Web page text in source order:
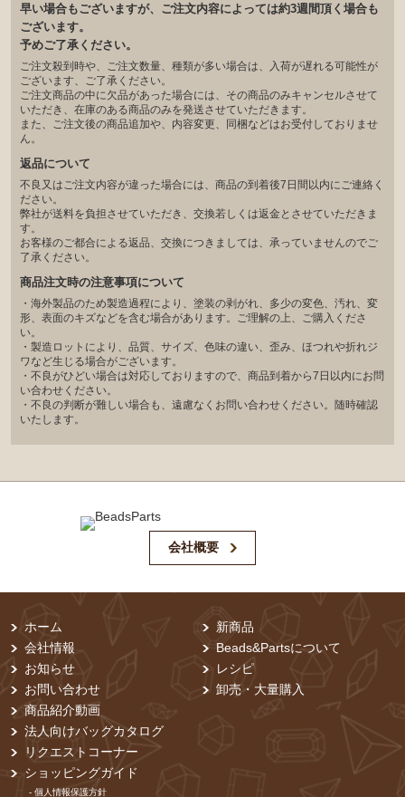
早い場合もございますが、ご注文内容によっては約3週間頂く場合も
ございます。
予めご了承ください。
ご注文殺到時や、ご注文数量、種類が多い場合は、入荷が遅れる可能性が
ございます、ご了承ください。
ご注文商品の中に欠品があった場合には、その商品のみキャンセルさせて
いただき、在庫のある商品のみを発送させていただきます。
また、ご注文後の商品追加や、内容変更、同梱などはお受付しておりませ
ん。
返品について
不良又はご注文内容が違った場合には、商品の到着後7日間以内にご連絡く
ださい。
弊社が送料を負担させていただき、交換若しくは返金とさせていただきま
す。
お客様のご都合による返品、交換につきましては、承っていませんのでご
了承ください。
商品注文時の注意事項について
・海外製品のため製造過程により、塗装の剥がれ、多少の変色、汚れ、変
形、表面のキズなどを含む場合があります。ご理解の上、ご購入くださ
い。
・製造ロットにより、品質、サイズ、色味の違い、歪み、ほつれや折れジ
ワなど生じる場合がございます。
・不良がひどい場合は対応しておりますので、商品到着から7日以内にお問
い合わせください。
・不良の判断が難しい場合も、遠慮なくお問い合わせください。随時確認
いたします。
会社概要
ホーム
会社情報
お知らせ
お問い合わせ
商品紹介動画
法人向けバッグカタログ
リクエストコーナー
新商品
Beads&Partsについて
レシピ
卸売・⼤量購⼊
ショッピングガイド
- 個⼈情報保護⽅針